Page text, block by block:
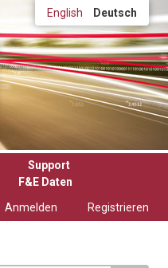
English Deutsch
Support
F&E Daten
Anmelden
Registrieren